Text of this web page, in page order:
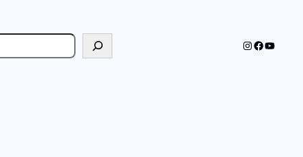
Instagram